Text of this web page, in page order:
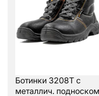
Ботинки 3208Т с
металлич.